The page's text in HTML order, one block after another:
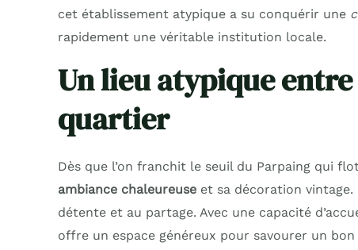
cet établissement atypique a su conquérir une
rapidement une véritable institution locale.
Un lieu atypique
quartier
Dès que l’on franchit le seuil du Parpaing qui
ambiance chaleureuseet sa décoration vintage.
détente et au partage. Avec une capacité
offre un espace généreux pour savourer un